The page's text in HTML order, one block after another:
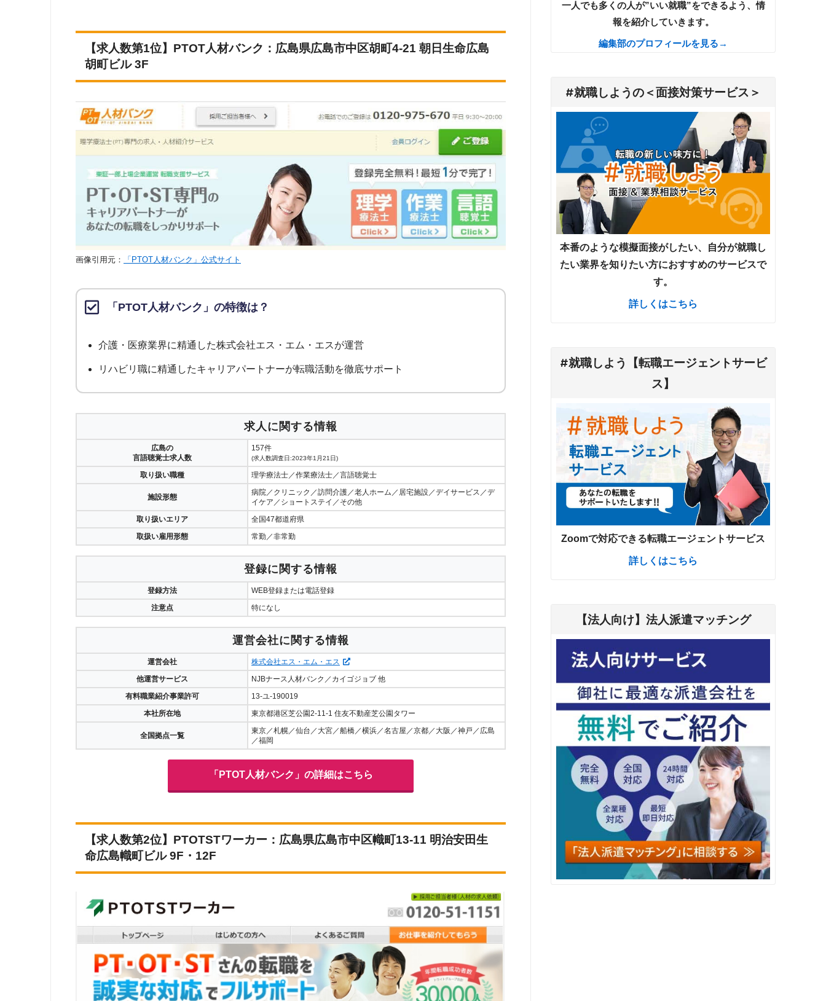
11 お仕事委員会 Produced by エルユーエス 0
11 PTOT転職ナビ
ベネッセMCM PT・OT・STお仕事サポー
11 メディカル・コンシェルジュネット 0
11 ミラクス介護 0
調査対象とした求人について
上記で調査対象とした転職エージェントがWEBサイトで公開している求人のうち、「条件：理学療法士」「地域：広島県」の条件に合致する
求人数をカウントしました。
【求人数第1位】PTOT人材バンク：広島県広島市中区胡町4-21 朝日生命広島
胡町ビル 3F
画像引用元： 「PTOT人材バンク」公式サイト
「PTOT人材バンク」の特徴は？
介護・医療業界に精通した株式会社エス・エム・エスが運営
リハビリ職に精通したキャリアパートナーが転職活動を徹底サポート
求人に関する情報
広島の
言語聴覚士求人数
157件
(求人数調査日:2023年1月21日)
取り扱い職種 理学療法士／作業療法士／言語聴覚士
施設形態
病院／クリニック／訪問介護／老人ホーム／居宅施設／デイサービス／デ
イケア／ショートステイ／その他
取り扱いエリア
全国47都道府県
取扱い雇用形態
常勤／非常勤
登録に関する情報
登録方法
WEB登録または電話登録
注意点
特になし
運営会社に関する情報
運営会社
株式会社エス・エム・エス
他運営サービス
NJBナース人材バンク／カイゴジョブ 他
有料職業紹介事業許可
13-ユ-190019
本社所在地
東京都港区芝公園2-11-1 住友不動産芝公園タワー
全国拠点一覧
東京／札幌／仙台／大宮／船橋／横浜／名古屋／京都／大阪／神戸／広島
／福岡
「PTOT人材バンク」の詳細はこちら
【求人数第2位】PTOTSTワーカー：広島県広島市中区幟町13-11 明治安田生
命広島幟町ビル 9F・12F
一人でも多くの人が”いい就職”をできるよう、情
報を紹介していきます。
編集部のプロフィールを見る→
#就職しようの＜面接対策サービス＞
本番のような模擬面接がしたい、自分が就職し
たい業界を知りたい方におすすめのサービスで
す。
詳しくはこちら
#就職しよう【転職エージェントサービ
ス】
Zoomで対応できる転職エージェントサービス
詳しくはこちら
【法人向け】法人派遣マッチング